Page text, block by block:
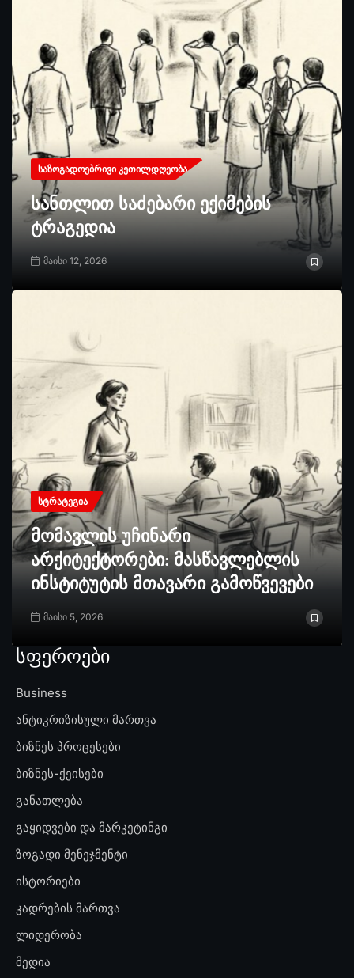
ᲡᲐᲖᲝᲒᲐᲓᲝᲔᲑᲠᲘᲕᲘ ᲙᲔᲗᲘᲚᲓᲦᲔᲝᲑᲐ
სანთლით საძებარი ექიმების
ტრაგედია
მაისი 12, 2026
ᲡᲢᲠᲐᲢᲔᲒᲘᲐ
მომავლის უჩინარი
არქიტექტორები: მასწავლებლის
ინსტიტუტის მთავარი გამოწვევები
მაისი 5, 2026
სფეროები
Business
ანტიკრიზისული მართვა
ბიზნეს პროცესები
ბიზნეს-ქეისები
განათლება
გაყიდვები და მარკეტინგი
ზოგადი მენეჯმენტი
ისტორიები
კადრების მართვა
ლიდერობა
მედია